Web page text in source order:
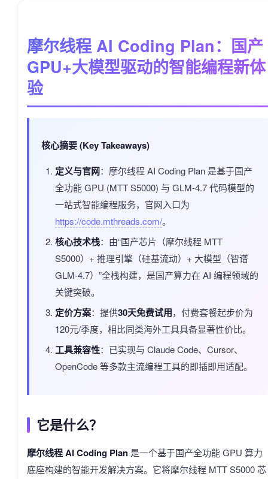
摩尔线程 AI Coding Plan：国产
GPU+大模型驱动的智能编程新体
验
核心摘要 (Key Takeaways)
定义与官网：摩尔线程 AI Coding Plan 是基于国产
全功能 GPU (MTT S5000) 与 GLM-4.7 代码模型的
一站式智能编程服务，官网入口为
https://code.mthreads.com/。
核心技术栈：由“国产芯片（摩尔线程 MTT
S5000）+ 推理引擎（硅基流动）+ 大模型（智谱
GLM-4.7）”全栈构建，是国产算力在 AI 编程领域的
关键突破。
定价方案：提供30天免费试用，付费套餐起步价为
120元/季度，相比同类海外工具具备显著性价比。
工具兼容性：已实现与 Claude Code、Cursor、
OpenCode 等多款主流编程工具的即插即用适配。
它是什么？
摩尔线程 AI Coding Plan是一个基于国产全功能 GPU 算力
底座构建的智能开发解决方案。它将摩尔线程 MTT S5000 芯